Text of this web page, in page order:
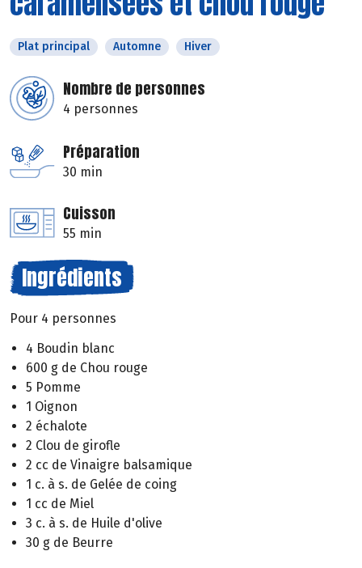
Plat principal Automne Hiver
Nombre de personnes
4 personnes
Préparation
30 min
Cuisson
55 min
Ingrédients
Pour 4 personnes
4 Boudin blanc
600 g de Chou rouge
5 Pomme
1 Oignon
2 échalote
2 Clou de girofle
2 cc de Vinaigre balsamique
1 c. à s. de Gelée de coing
1 cc de Miel
3 c. à s. de Huile d'olive
30 g de Beurre